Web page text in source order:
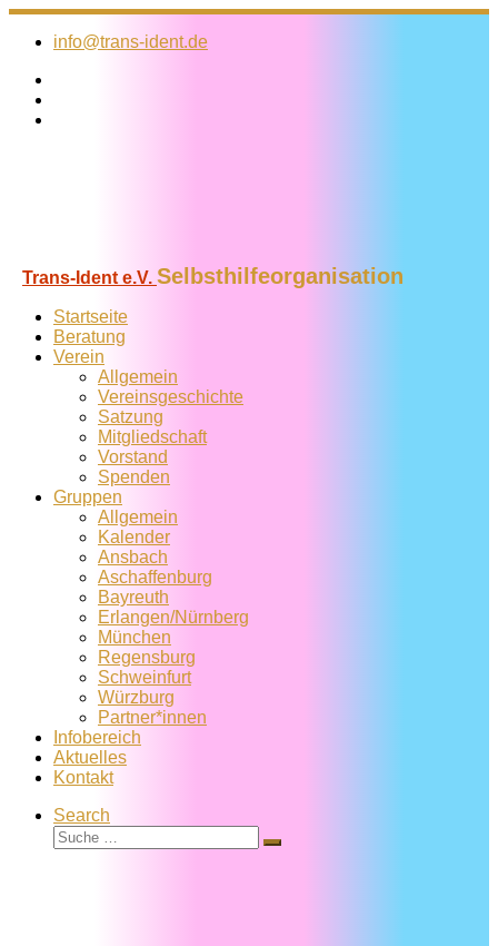
Zum
Inhalt
info@trans-ident.de
Trans-Ident e.V. Selbsthilfeorganisation
Startseite
Beratung
Verein
Allgemein
Vereins­geschichte
Satzung
Mitglied­schaft
Vorstand
Spenden
Gruppen
Allgemein
Kalender
Ansbach
Aschaffenburg
Bayreuth
Erlangen/Nürnberg
München
Regensburg
Schweinfurt
Würzburg
Partner*innen
Infobereich
Aktuelles
Kontakt
Search
Suche
Suche